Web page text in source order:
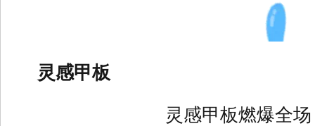
灵感甲板
灵感甲板燃爆全